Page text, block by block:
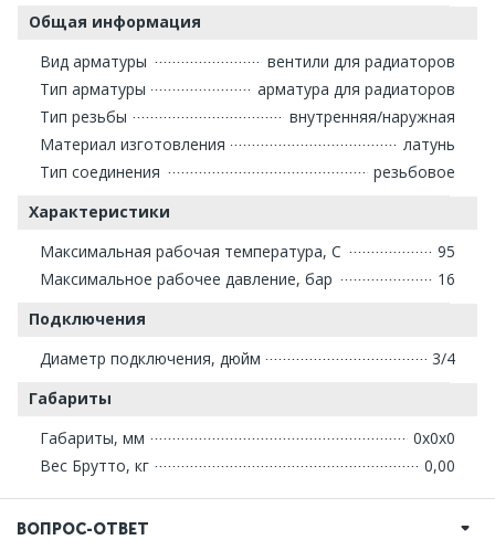
Общая информация
Вид арматуры
вентили для радиаторов
Тип арматуры
арматура для радиаторов
Тип резьбы
внутренняя/наружная
Материал изготовления
латунь
Тип соединения
резьбовое
Характеристики
Максимальная рабочая температура, С
95
Максимальное рабочее давление, бар
16
Подключения
Диаметр подключения, дюйм
3/4
Габариты
Габариты, мм
0х0х0
Вес Брутто, кг
0,00
ВОПРОС-ОТВЕТ